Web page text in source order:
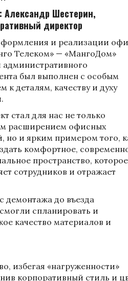
Александр Шестерин,
директор
и реализации
Телеком» — «МангоДом»
был выполнен с особым
к деталям, качеству и духу
стал для нас не только
расширением офисных
но и ярким примером того,
комфортное,
пространство, которое
сотрудников и отражает
демонтажа до въезда
спланировать и
качество материалов и
избегая «нагруженности»
корпоративный стиль и